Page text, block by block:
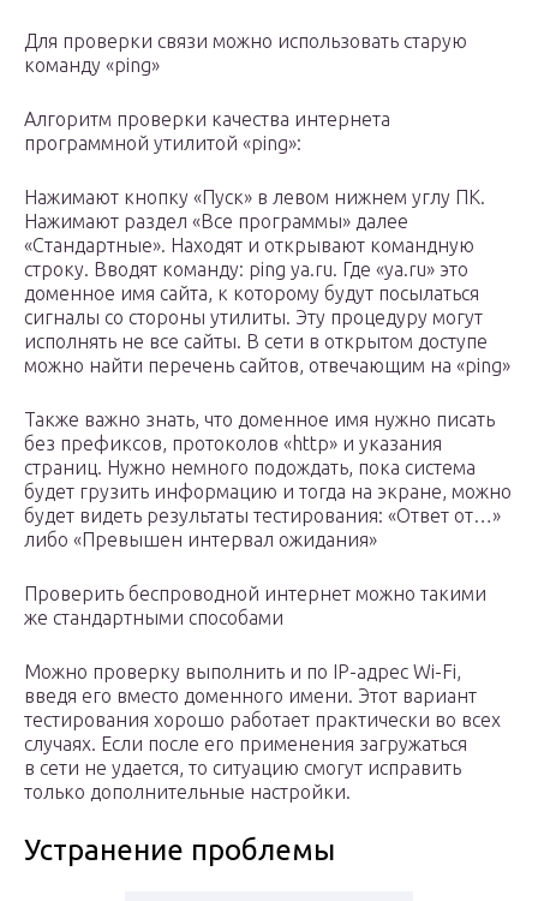
Для проверки связи можно использовать старую
команду «ping»
Алгоритм проверки качества интернета
программной утилитой «ping»:
Нажимают кнопку «Пуск» в левом нижнем углу ПК.
Нажимают раздел «Все программы» далее
«Стандартные». Находят и открывают командную
строку. Вводят команду: ping ya.ru. Где «ya.ru» это
доменное имя сайта, к которому будут посылаться
сигналы со стороны утилиты. Эту процедуру могут
исполнять не все сайты. В сети в открытом доступе
можно найти перечень сайтов, отвечающим на «ping»
Также важно знать, что доменное имя нужно писать
без префиксов, протоколов «http» и указания
страниц. Нужно немного подождать, пока система
будет грузить информацию и тогда на экране, можно
будет видеть результаты тестирования: «Ответ от…»
либо «Превышен интервал ожидания»
Проверить беспроводной интернет можно такими
же стандартными способами
Можно проверку выполнить и по IP-адрес Wi-Fi,
введя его вместо доменного имени. Этот вариант
тестирования хорошо работает практически во всех
случаях. Если после его применения загружаться
в сети не удается, то ситуацию смогут исправить
только дополнительные настройки.
Устранение проблемы